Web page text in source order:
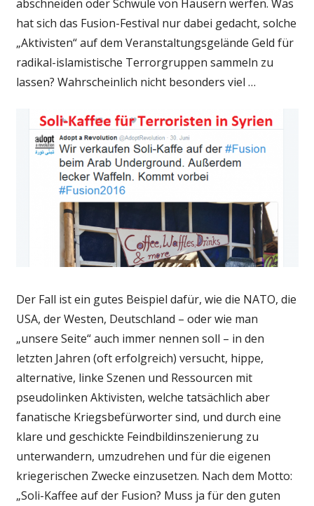
abschneiden oder Schwule von Häusern werfen. Was
hat sich das Fusion-Festival nur dabei gedacht, solche
„Aktivisten“ auf dem Veranstaltungsgelände Geld für
radikal-islamistische Terrorgruppen sammeln zu
lassen? Wahrscheinlich nicht besonders viel …
Der Fall ist ein gutes Beispiel dafür, wie die NATO, die
USA, der Westen, Deutschland – oder wie man
„unsere Seite“ auch immer nennen soll – in den
letzten Jahren (oft erfolgreich) versucht, hippe,
alternative, linke Szenen und Ressourcen mit
pseudolinken Aktivisten, welche tatsächlich aber
fanatische Kriegsbefürworter sind, und durch eine
klare und geschickte Feindbildinszenierung zu
unterwandern, umzudrehen und für die eigenen
kriegerischen Zwecke einzusetzen. Nach dem Motto:
„Soli-Kaffee auf der Fusion? Muss ja für den guten